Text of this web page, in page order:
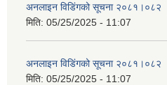
अनलाइन विडि‌ं‍गको सूचना २०८१।०८२
मिति: 05/25/2025 - 11:07
अनलाइन विडि‌ं‍गको सूचना २०८१।०८२
मिति: 05/25/2025 - 11:07